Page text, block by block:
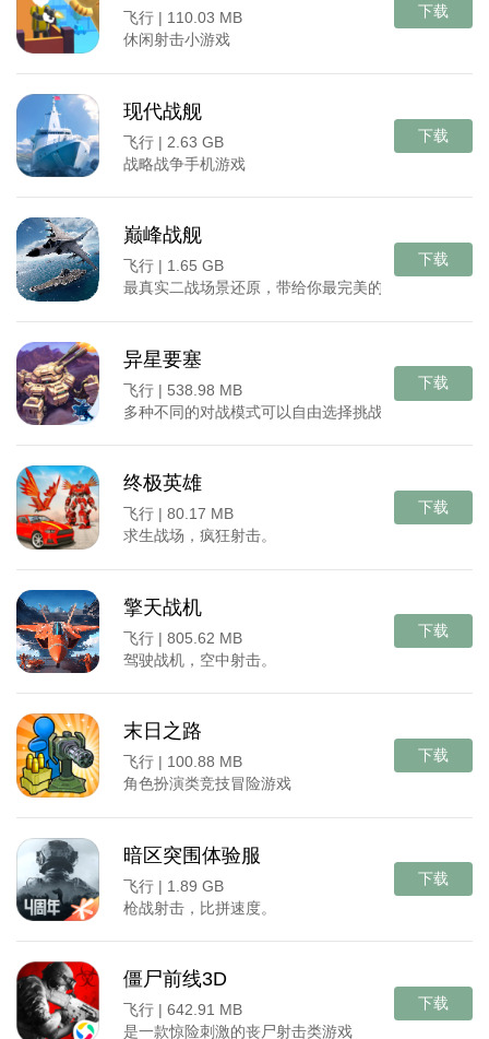
飞行 | 110.03 MB
休闲射击小游戏
下载
现代战舰
飞行 | 2.63 GB
战略战争手机游戏
下载
巅峰战舰
飞行 | 1.65 GB
最真实二战场景还原，带给你最完美的二战海战真实
下载
异星要塞
飞行 | 538.98 MB
多种不同的对战模式可以自由选择挑战
下载
终极英雄
飞行 | 80.17 MB
求生战场，疯狂射击。
下载
擎天战机
飞行 | 805.62 MB
驾驶战机，空中射击。
下载
末日之路
飞行 | 100.88 MB
角色扮演类竞技冒险游戏
下载
暗区突围体验服
飞行 | 1.89 GB
枪战射击，比拼速度。
下载
僵尸前线3D
飞行 | 642.91 MB
是一款惊险刺激的丧尸射击类游戏
下载